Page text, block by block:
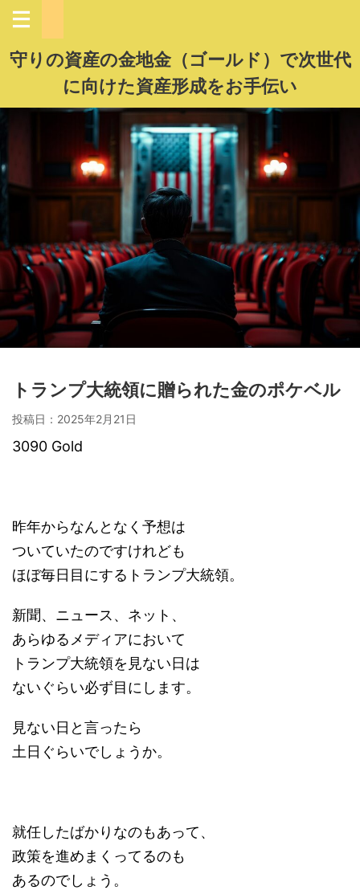
守りの資産の金地金（ゴールド）で次世代
に向けた資産形成をお手伝い
トランプ大統領に贈られた金のポケベル
投稿日： 2025年2月21日
3090 Gold
昨年からなんとなく予想は
ついていたのですけれども
ほぼ毎日目にするトランプ大統領。
新聞、ニュース、ネット、
あらゆるメディアにおいて
トランプ大統領を見ない日は
ないぐらい必ず目にします。
見ない日と言ったら
土日ぐらいでしょうか。
就任したばかりなのもあって、
政策を進めまくってるのも
あるのでしょう。